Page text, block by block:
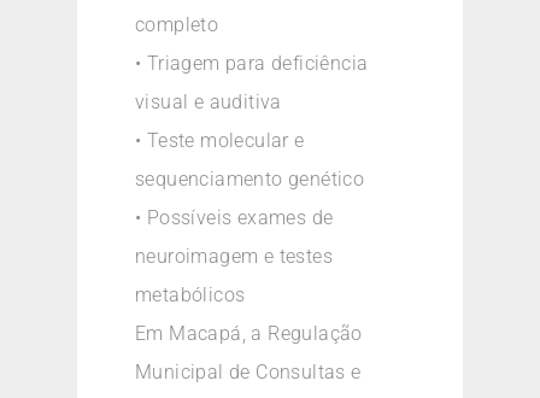
completo
• Triagem para deficiência
visual e auditiva
• Teste molecular e
sequenciamento genético
• Possíveis exames de
neuroimagem e testes
metabólicos
Em Macapá, a Regulação
Municipal de Consultas e